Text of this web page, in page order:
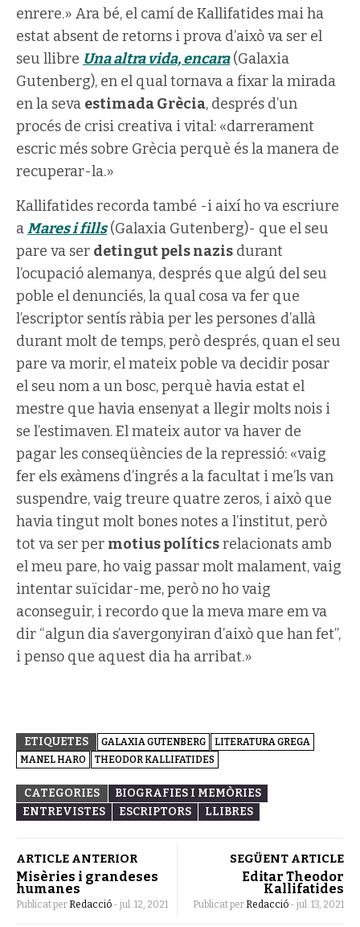
enrere.» Ara bé, el camí de Kallifatides mai ha
estat absent de retorns i prova d’això va ser el
seu llibre Una altra vida, encara(Galaxia
Gutenberg), en el qual tornava a fixar la mirada
en la seva estimada Grècia, després d’un
procés de crisi creativa i vital: «darrerament
escric més sobre Grècia perquè és la manera de
recuperar-la.»
Kallifatides recorda també -i així ho va escriure
aMares i fills(Galaxia Gutenberg)- que el seu
pare va ser detingut pels nazis durant
l’ocupació alemanya, després que algú del seu
poble el denunciés, la qual cosa va fer que
l’escriptor sentís ràbia per les persones d’allà
durant molt de temps, però després, quan el seu
pare va morir, el mateix poble va decidir posar
el seu nom a un bosc, perquè havia estat el
mestre que havia ensenyat a llegir molts nois i
se l’estimaven. El mateix autor va haver de
pagar les conseqüències de la repressió: «vaig
fer els exàmens d’ingrés a la facultat i me’ls van
suspendre, vaig treure quatre zeros, i això que
havia tingut molt bones notes a l’institut, però
tot va ser per motius políticsrelacionats amb
el meu pare, ho vaig passar molt malament, vaig
intentar suïcidar-me, però no ho vaig
aconseguir, i recordo que la meva mare em va
dir “algun dia s’avergonyiran d’això que han fet”,
i penso que aquest dia ha arribat.»
ETIQUETES GALAXIA GUTENBERG
LITERATURA GREGA
MANEL HARO
THEODOR KALLIFATIDES
CATEGORIES
BIOGRAFIES I MEMÒRIES
ENTREVISTES
ESCRIPTORS LLIBRES
ARTICLE ANTERIOR
Misèries i grandeses
humanes
Publicat per Redacció - jul. 12, 2021
SEGÜENT ARTICLE
Editar Theodor
Kallifatides
Publicat per Redacció - jul. 13, 2021